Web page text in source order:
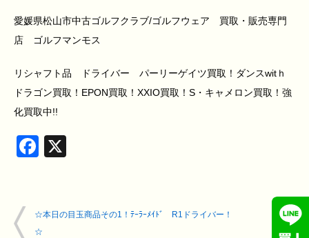
愛媛県松山市中古ゴルフクラブ/ゴルフウェア 買取・販売専門
店 ゴルフマンモス
リシャフト品 ドライバー パーリーゲイツ買取！ダンスwitｈ
ドラゴン買取！EPON買取！XXIO買取！S・キャメロン買取！強
化買取中!!
Facebook
☆本日の目玉商品その1！ﾃｰﾗｰﾒｲﾄﾞ R1ドライバー！
☆